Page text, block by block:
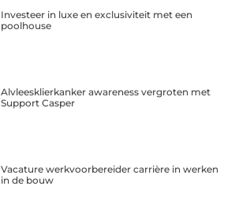
Investeer in luxe en exclusiviteit met een
poolhouse
Alvleesklierkanker awareness vergroten met
Support Casper
Vacature werkvoorbereider carrière in werken
in de bouw